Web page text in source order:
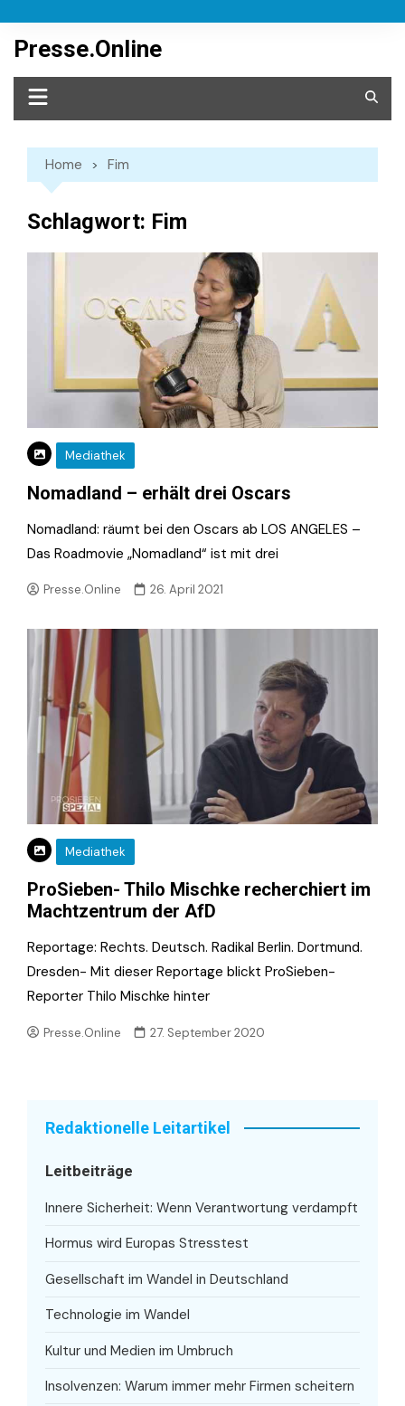
content
Presse.Online
Home Fim
Schlagwort: Fim
Mediathek
Nomadland – erhält drei Oscars
Nomadland: räumt bei den Oscars ab LOS ANGELES –
Das Roadmovie „Nomadland“ ist mit drei
Presse.Online 26. April 2021
Mediathek
ProSieben- Thilo Mischke recherchiert im
Machtzentrum der AfD
Reportage: Rechts. Deutsch. Radikal Berlin. Dortmund.
Dresden- Mit dieser Reportage blickt ProSieben-
Reporter Thilo Mischke hinter
Presse.Online 27. September 2020
Redaktionelle Leitartikel
Leitbeiträge
Innere Sicherheit: Wenn Verantwortung verdampft
Hormus wird Europas Stresstest
Gesellschaft im Wandel in Deutschland
Technologie im Wandel
Kultur und Medien im Umbruch
Insolvenzen: Warum immer mehr Firmen scheitern